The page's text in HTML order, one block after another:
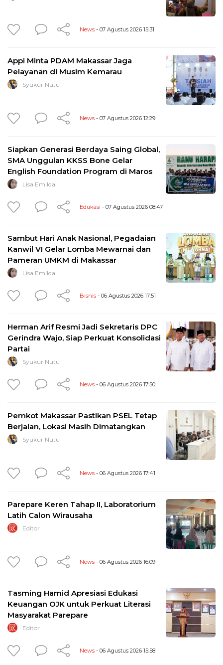
News - 07 Agustus 2026 15:31
Appi Minta PDAM Makassar Jaga
Pelayanan di Musim Kemarau
Syukur Nutu
News - 07 Agustus 2026 12:29
Siapkan Generasi Berdaya Saing Global,
SMA Unggulan KKSS Bone Gelar
English Foundation Program di Maros
Lisa Emilda
Edukasi - 07 Agustus 2026 08:47
Sambut Hari Anak Nasional, Pegadaian
Kanwil VI Gelar Lomba Mewarnai dan
Pameran UMKM di Makassar
Lisa Emilda
Bisnis - 06 Agustus 2026 17:51
Herman Arif Resmi Jadi Sekretaris DPC
Gerindra Wajo, Siap Perkuat Konsolidasi
Partai
Syukur Nutu
News - 06 Agustus 2026 17:50
Pemkot Makassar Pastikan PSEL Tetap
Berjalan, Lokasi Masih Dimatangkan
Syukur Nutu
News - 06 Agustus 2026 17:41
Parepare Keren Tahap II, Laboratorium
Latih Calon Wirausaha
Editor
News - 06 Agustus 2026 16:09
Tasming Hamid Apresiasi Edukasi
Keuangan OJK untuk Perkuat Literasi
Masyarakat Parepare
Editor
News - 06 Agustus 2026 15:58